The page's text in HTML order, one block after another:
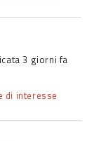
3 giorni fa
di interesse